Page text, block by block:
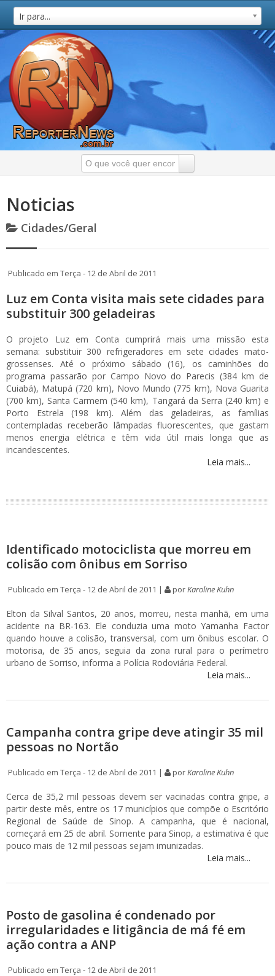
Ir para...
Noticias
Cidades/Geral
Publicado em Terça - 12 de Abril de 2011
Luz em Conta visita mais sete cidades para
substituir 300 geladeiras
O projeto Luz em Conta cumprirá mais uma missão esta
semana: substituir 300 refrigeradores em sete cidades mato-
grossenses. Até o próximo sábado (16), os caminhões do
programa passarão por Campo Novo do Parecis (384 km de
Cuiabá), Matupá (720 km), Novo Mundo (775 km), Nova Guarita
(700 km), Santa Carmem (540 km), Tangará da Serra (240 km) e
Porto Estrela (198 km). Além das geladeiras, as famílias
contempladas receberão lâmpadas fluorescentes, que gastam
menos energia elétrica e têm vida útil mais longa que as
incandescentes.
Leia mais...
Identificado motociclista que morreu em
colisão com ônibus em Sorriso
Publicado em Terça - 12 de Abril de 2011 | porKaroline Kuhn
Elton da Silval Santos, 20 anos, morreu, nesta manhã, em uma
acidente na BR-163. Ele conduzia uma moto Yamanha Factor
quando houve a colisão, transversal, com um ônibus escolar. O
motorisa, de 35 anos, seguia da zona rural para o perímetro
urbano de Sorriso, informa a Polícia Rodoviária Federal.
Leia mais...
Campanha contra gripe deve atingir 35 mil
pessoas no Nortão
Publicado em Terça - 12 de Abril de 2011 | porKaroline Kuhn
Cerca de 35,2 mil pessoas devem ser vacinadas contra gripe, a
partir deste mês, entre os 17 municípios que compõe o Escritório
Regional de Saúde de Sinop. A campanha, que é nacional,
começará em 25 de abril. Somente para Sinop, a estimativa é que
pouco mais de 12 mil pessoas sejam imunizadas.
Leia mais...
Posto de gasolina é condenado por
irregularidades e litigância de má fé em
ação contra a ANP
Publicado em Terça - 12 de Abril de 2011